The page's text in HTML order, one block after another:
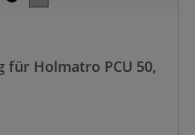
für Holmatro PCU 50,